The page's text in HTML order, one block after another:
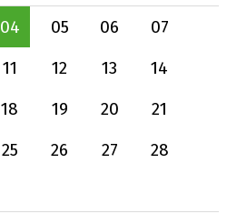
04 05 06
07
11 12 13
14
18 19 20
21
25 26 27
28